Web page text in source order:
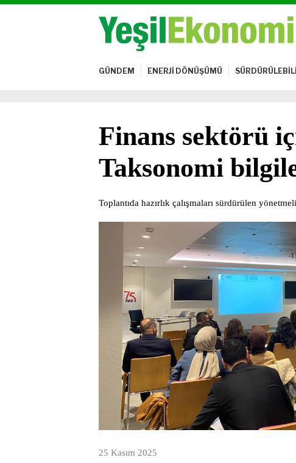
GÜNDEM ENERJİ DÖNÜŞÜMÜ
Finans sektörü
Taksonomi
Toplantıda hazırlık çalışmaları sürdürülen
25 Kasım 2025